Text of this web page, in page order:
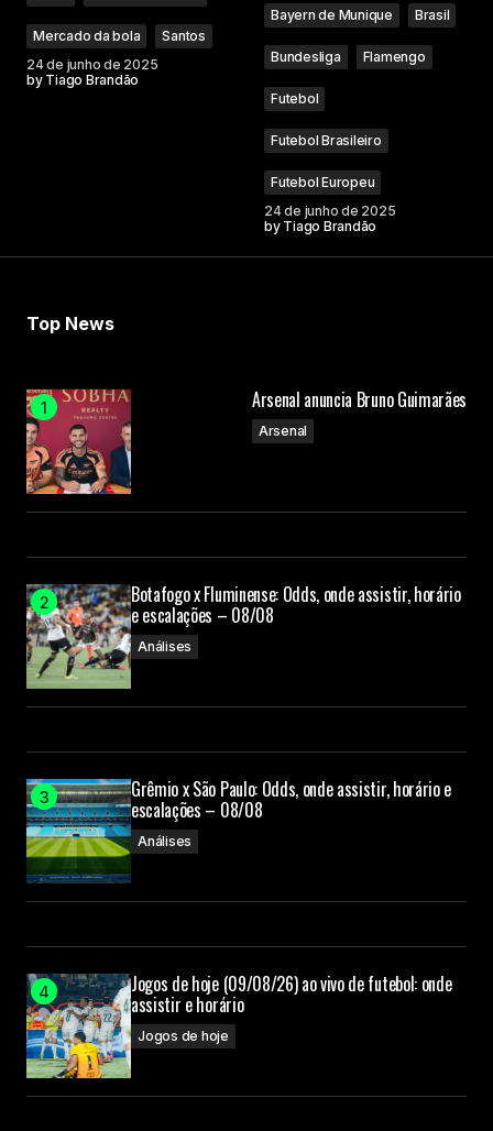
Mercado da bola
Santos
24 de junho de 2025
by Tiago Brandão
Bayern de Munique Brasil
Bundesliga Flamengo
Futebol
Futebol Brasileiro
Futebol Europeu
24 de junho de 2025
by Tiago Brandão
Top News
Arsenal anuncia Bruno Guimarães
Arsenal
Botafogo x Fluminense: Odds, onde assistir, horário
e escalações – 08/08
Análises
Grêmio x São Paulo: Odds, onde assistir, horário e
escalações – 08/08
Análises
Jogos de hoje (09/08/26) ao vivo de futebol: onde
assistir e horário
Jogos de hoje